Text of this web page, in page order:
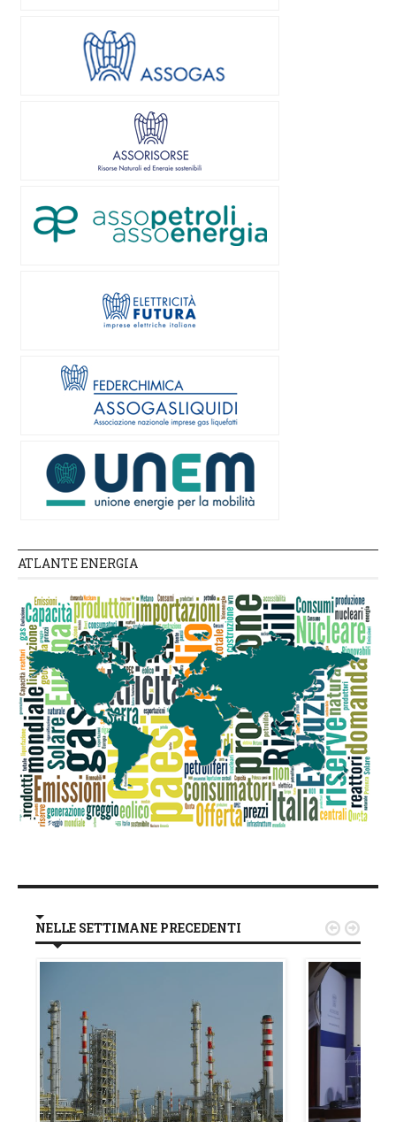
ATLANTE ENERGIA
NELLE SETTIMANE PRECEDENTI  